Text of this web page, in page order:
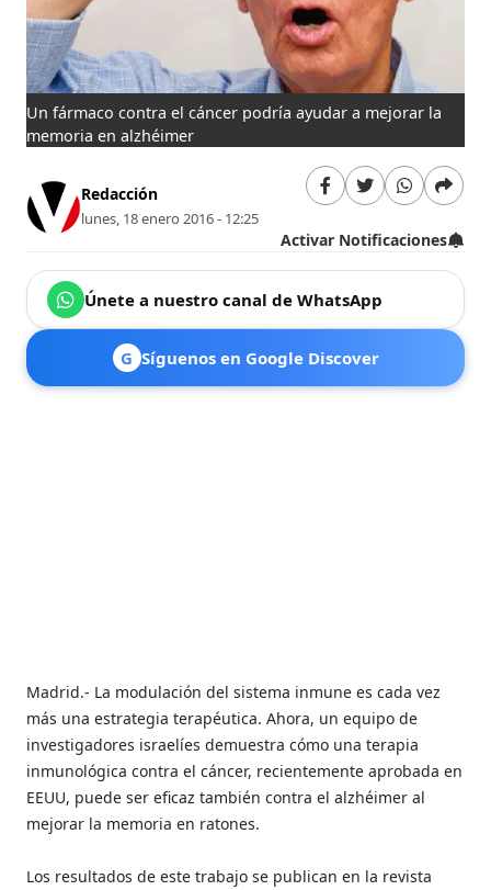
Un fármaco contra el cáncer podría ayudar a mejorar la
memoria en alzhéimer
Redacción
lunes, 18 enero 2016 - 12:25
Activar Notificaciones
Únete a nuestro canal de WhatsApp
G Síguenos en Google Discover
Madrid.- La modulación del sistema inmune es cada vez
más una estrategia terapéutica. Ahora, un equipo de
investigadores israelíes demuestra cómo una terapia
inmunológica contra el cáncer, recientemente aprobada en
EEUU, puede ser eficaz también contra el alzhéimer al
mejorar la memoria en ratones.
Los resultados de este trabajo se publican en la revista